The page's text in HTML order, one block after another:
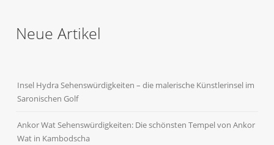
Neue Artikel
Insel Hydra Sehenswürdigkeiten – die malerische Künstlerinsel im
Saronischen Golf
Ankor Wat Sehenswürdigkeiten: Die schönsten Tempel von Ankor
Wat in Kambodscha